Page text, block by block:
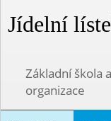
Jídelní
Základní škola
organizace